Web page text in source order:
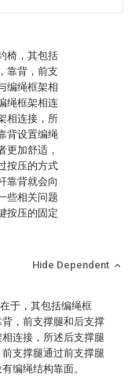
椅，其包括
靠背，前支
编绳框架相
绳框架相连
相连接，所
背设置编绳
更加舒适，
按压的方式
靠背就会向
些相关问题
按压的固定
Hide Dependent
于，其包括编绳框
，前支撑腿和后支撑
连接，所述后支撑腿
支撑腿通过前支撑腿
编绳结构靠面。